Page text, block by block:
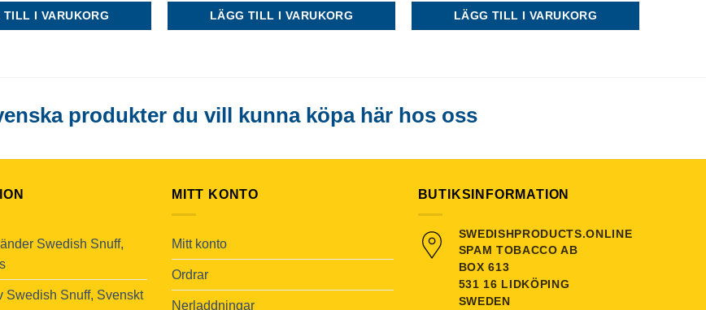
TILL I VARUKORG LÄGG TILL I VARUKORG LÄGG TILL I VARUKORG
produkter du vill kunna köpa här hos oss
Swedish Snuff,
Swedish Snuff, Svenskt
MITT KONTO
Mitt konto
Ordrar
Nerladdningar
BUTIKSINFORMATION
SWEDISHPRODUCTS.ONLINE
SPAM TOBACCO AB
BOX 613
531 16 LIDKÖPING
SWEDEN